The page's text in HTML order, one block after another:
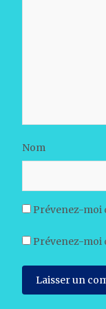
Nom
Prévenez-moi
Prévenez-moi